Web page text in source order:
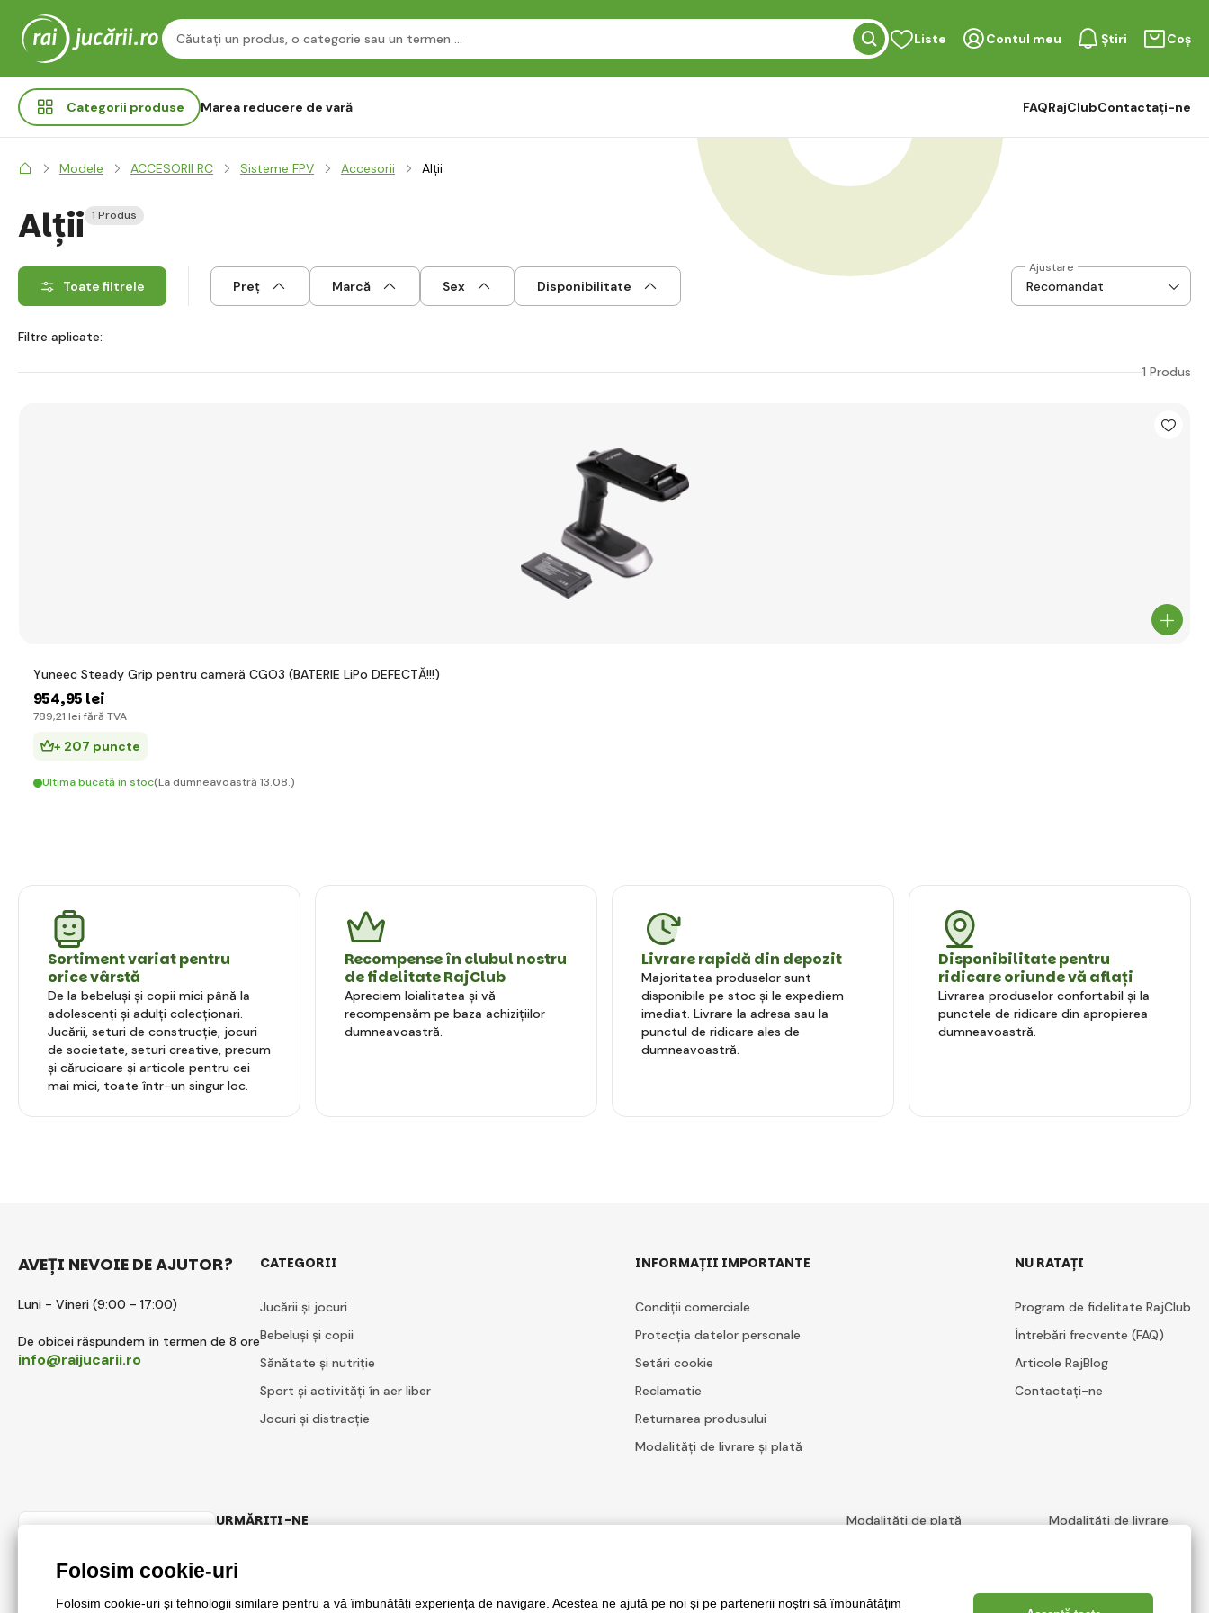
Liste Contul meu Știri Coș
Categorii produse Marea reducere de vară FAQRajClubContactați-ne
Modele ACCESORII RC Sisteme FPV Accesorii Alții
Alții 1 Produs
Toate filtrele Preț Marcă Sex Disponibilitate
Ajustare
Filtre aplicate:
1 Produs
Yuneec Steady Grip pentru cameră CGO3 (BATERIE LiPo DEFECTĂ!!!)
954,95 lei
789,21 lei fără TVA
+ 207 puncte
Ultima bucată în stoc(La dumneavoastră 13.08.)
Sortiment variat pentru
orice vârstă
De la bebeluși și copii mici până la
adolescenți și adulți colecționari.
Jucării, seturi de construcție, jocuri
de societate, seturi creative, precum
și cărucioare și articole pentru cei
mai mici, toate într-un singur loc.
Recompense în clubul nostru
de fidelitate RajClub
Apreciem loialitatea și vă
recompensăm pe baza achizițiilor
dumneavoastră.
Livrare rapidă din depozit
Majoritatea produselor sunt
disponibile pe stoc și le expediem
imediat. Livrare la adresa sau la
punctul de ridicare ales de
dumneavoastră.
Disponibilitate pentru
ridicare oriunde vă aflați
Livrarea produselor confortabil și la
punctele de ridicare din apropierea
dumneavoastră.
AVEȚI NEVOIE DE AJUTOR?
Luni - Vineri (9:00 - 17:00)
De obicei răspundem în termen de 8 ore
info@raijucarii.ro
CATEGORII
Jucării și jocuri
Bebeluși și copii
Sănătate și nutriție
Sport și activități în aer liber
Jocuri și distracție
INFORMAȚII IMPORTANTE
Condiții comerciale
Protecția datelor personale
Setări cookie
Reclamatie
Returnarea produsului
Modalități de livrare și plată
NU RATAȚI
Program de fidelitate RajClub
Întrebări frecvente (FAQ)
Articole RajBlog
Contactați-ne
URMĂRIȚI-NE Modalități de plată Modalități de livrare